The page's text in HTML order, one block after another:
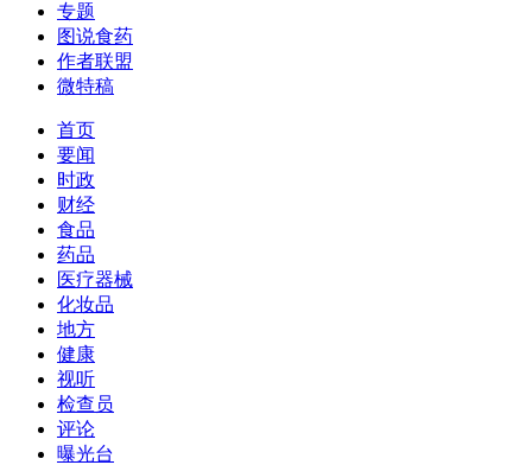
专题
图说食药
作者联盟
微特稿
首页
要闻
时政
财经
食品
药品
医疗器械
化妆品
地方
健康
视听
检查员
评论
曝光台